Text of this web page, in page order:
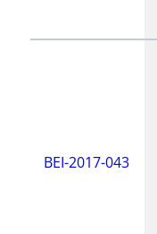
BEI-2017-043